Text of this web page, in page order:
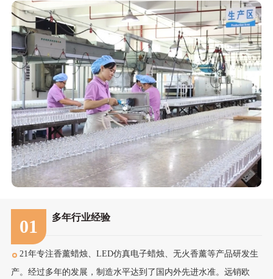
01 多年行业经验
21年专注香薰蜡烛、LED仿真电子蜡烛、无火香薰等产品研发生
产。经过多年的发展，制造水平达到了国内外先进水准。远销欧